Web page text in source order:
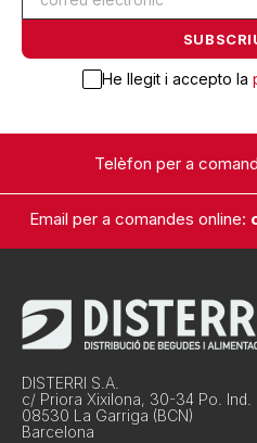
He llegit i accepto la
Telèfon per a
Email per a comandes online:
DISTERRI S.A.
c/ Priora Xixilona, 30-34 Po. Ind.
08530 La Garriga (BCN)
Barcelona